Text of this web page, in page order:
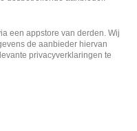
een appstore van derden. Wij
de aanbieder hiervan
privacyverklaringen te